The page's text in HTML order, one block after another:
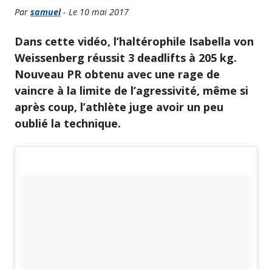
Par samuel- Le 10 mai 2017
Dans cette vidéo, l’haltérophile Isabella von
Weissenberg réussit 3 deadlifts à 205 kg.
Nouveau PR obtenu avec une rage de
vaincre à la limite de l’agressivité, même si
après coup, l’athlète juge avoir un peu
oublié la technique.